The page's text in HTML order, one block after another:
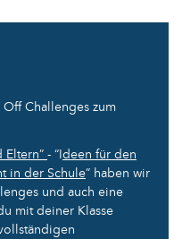
Challenges zum
Eltern” - “Ideen für den
in der Schule” haben wir
und auch eine
mit deiner Klasse